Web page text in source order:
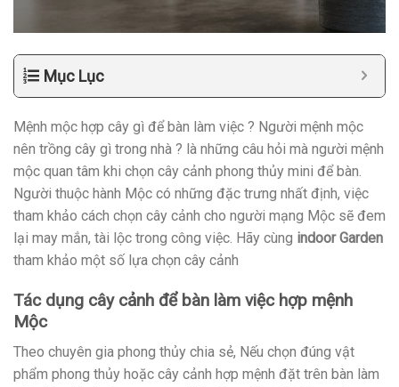
Mục Lục
Mệnh mộc hợp cây gì để bàn làm việc ? Người mệnh mộc
nên trồng cây gì trong nhà ? là những câu hỏi mà người mệnh
mộc quan tâm khi chọn cây cảnh phong thủy mini để bàn.
Người thuộc hành Mộc có những đặc trưng nhất định, việc
tham khảo cách chọn cây cảnh cho người mạng Mộc sẽ đem
lại may mắn, tài lộc trong công việc. Hãy cùng indoor Garden
tham khảo một số lựa chọn cây cảnh
Tác dụng cây cảnh để bàn làm việc hợp mệnh
Mộc
Theo chuyên gia phong thủy chia sẻ, Nếu chọn đúng vật
phẩm phong thủy hoặc cây cảnh hợp mệnh đặt trên bàn làm